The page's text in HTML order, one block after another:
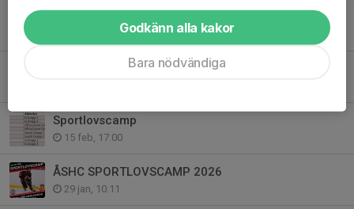
Ny klocka monteras denna vecka på Vasavallen
10 mar, 09:12
NY ÅSHC/CCM KEPS!
Sportlovscamp
15 feb, 17:00
ÅSHC SPORTLOVSCAMP 2026
29 jan, 10:11
Godkänn alla kakor
Bara nödvändiga